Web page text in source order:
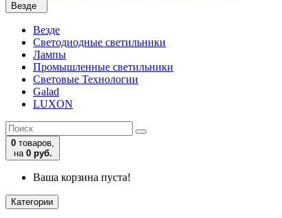
Везде
Везде
Cветодиодные светильники
Лампы
Промышленные светильники
Световые Технологии
Galad
LUXON
0 товаров,
на 0 руб.
Ваша корзина пуста!
Категории